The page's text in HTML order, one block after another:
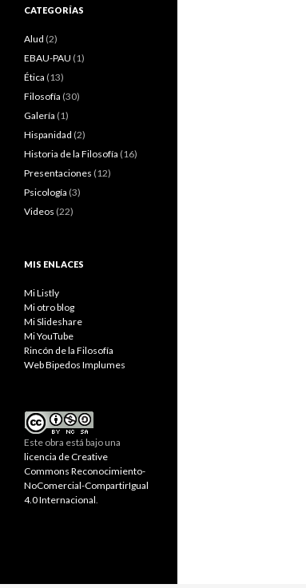
CATEGORÍAS
Alud (2)
EBAU-PAU (1)
Ética (13)
Filosofía (30)
Galería (1)
Hispanidad (2)
Historia de la Filosofía (16)
Presentaciones (12)
Psicología (3)
Videos (22)
MIS ENLACES
Mi Listly
Mi otro blog
Mi Slideshare
Mi YouTube
Rincón de la Filosofía
Web Bipedos Implumes
Este obra está bajo una
licencia de Creative
Commons Reconocimiento-
NoComercial-CompartirIgual
4.0 Internacional